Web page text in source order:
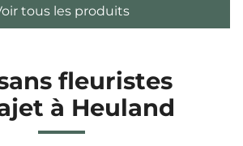
tous les produits
fleuristes
à Heuland